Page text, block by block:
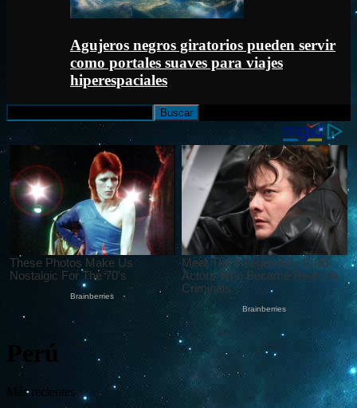
Agujeros negros giratorios pueden servir
como portales suaves para viajes
hiperespaciales
Perú
Más recientes